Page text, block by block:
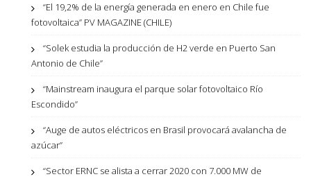
“El 19,2% de la energía generada en enero en Chile fue
fotovoltaica” PV MAGAZINE (CHILE)
“Solek estudia la producción de H2 verde en Puerto San
Antonio de Chile”
“Mainstream inaugura el parque solar fotovoltaico Río
Escondido”
“Auge de autos eléctricos en Brasil provocará avalancha de
azúcar”
“Sector ERNC se alista a cerrar 2020 con 7.000 MW de